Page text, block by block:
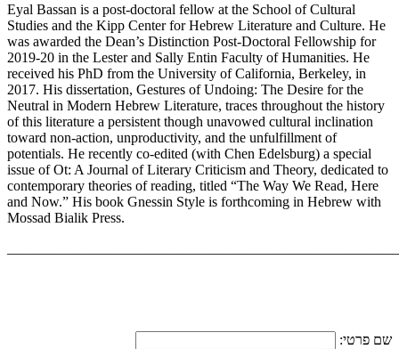
Eyal Bassan is a post-doctoral fellow at the School of Cultural
Studies and the Kipp Center for Hebrew Literature and Culture. He
was awarded the Dean’s Distinction Post-Doctoral Fellowship for
2019-20 in the Lester and Sally Entin Faculty of Humanities. He
received his PhD from the University of California, Berkeley, in
2017. His dissertation, Gestures of Undoing: The Desire for the
Neutral in Modern Hebrew Literature, traces throughout the history
of this literature a persistent though unavowed cultural inclination
toward non-action, unproductivity, and the unfulfillment of
potentials. He recently co-edited (with Chen Edelsburg) a special
issue of Ot: A Journal of Literary Criticism and Theory, dedicated to
contemporary theories of reading, titled “The Way We Read, Here
and Now.” His book Gnessin Style is forthcoming in Hebrew with
Mossad Bialik Press.
שם פרטי: